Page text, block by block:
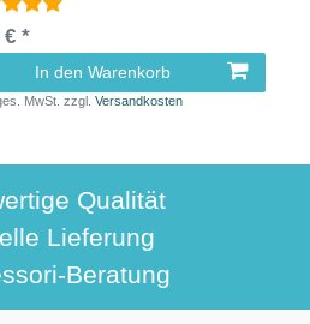
€ *
In den Warenkorb
MwSt. zzgl.Versandkosten
Qualität
Lieferung
Beratung